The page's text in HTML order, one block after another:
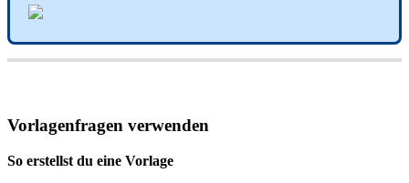
Vorlagenfragen verwenden
So erstellst du eine Vorlage